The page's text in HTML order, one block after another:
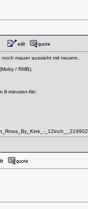
mauer aussieht mit neuem..
/ RMB).
8-minuten-file:
_12inch__219902